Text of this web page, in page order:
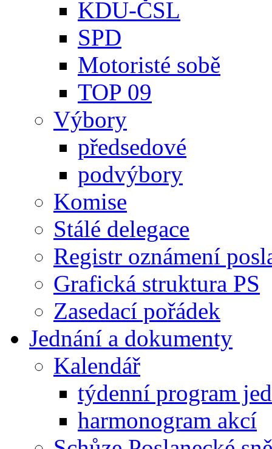
KDU-ČSL
SPD
Motoristé sobě
TOP 09
Výbory
předsedové
podvýbory
Komise
Stálé delegace
Registr oznámení
Grafická struktura PS
Zasedací pořádek
Jednání a dokumenty
Kalendář
týdenní program
harmonogram akcí